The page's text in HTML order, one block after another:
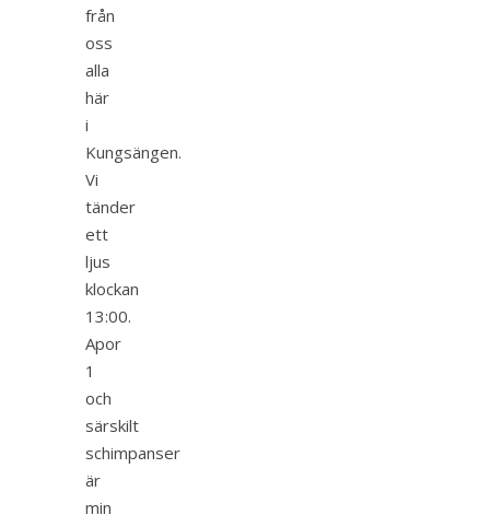
från
oss
alla
här
i
Kungsängen.
Vi
tänder
ett
ljus
klockan
13:00.
Apor
1
och
särskilt
schimpanser
är
min